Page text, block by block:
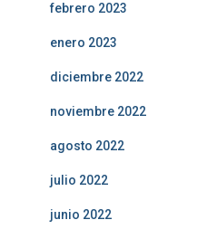
febrero 2023
enero 2023
diciembre 2022
noviembre 2022
agosto 2022
julio 2022
junio 2022